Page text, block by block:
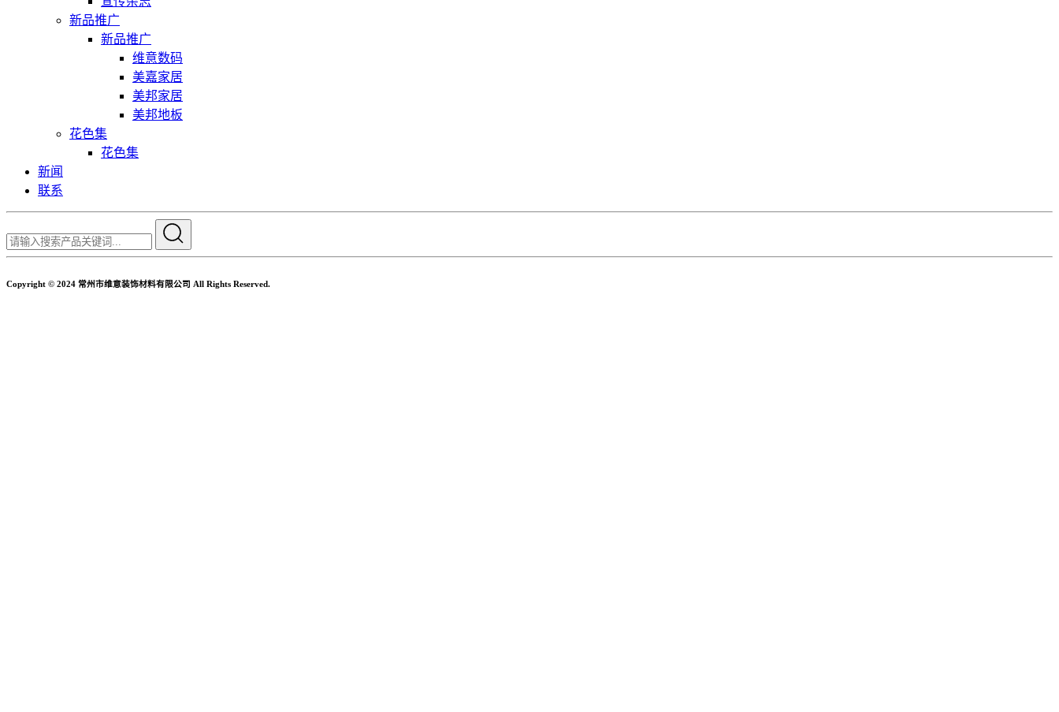
新品推广
新品推广
维意数码
美嘉家居
美邦家居
美邦地板
花色集
花色集
新闻
联系
Copyright © 2024 常州市维意装饰材料有限公司 All Rights Reserved.